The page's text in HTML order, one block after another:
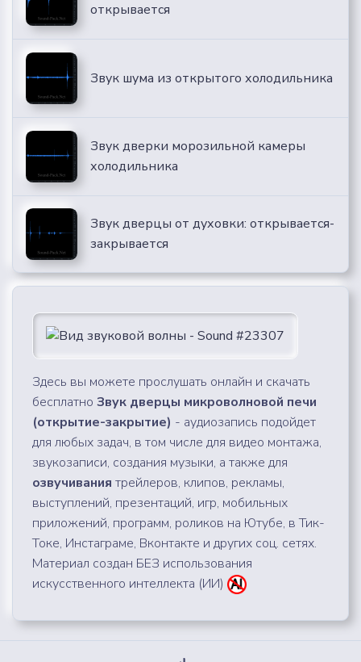
открывается
Звук шума из открытого холодильника
Звук дверки морозильной камеры
холодильника
Звук дверцы от духовки: открывается-
закрывается
Здесь вы можете прослушать онлайн и скачать
бесплатно Звук дверцы микроволновой печи
(открытие-закрытие) - аудиозапись подойдет
для любых задач, в том числе для видео монтажа,
звукозаписи, создания музыки, а также для
озвучивания трейлеров, клипов, рекламы,
выступлений, презентаций, игр, мобильных
приложений, программ, роликов на Ютубе, в Тик-
Токе, Инстаграме, Вконтакте и других соц. сетях.
Материал создан БЕЗ использования
искусственного интеллекта (ИИ)